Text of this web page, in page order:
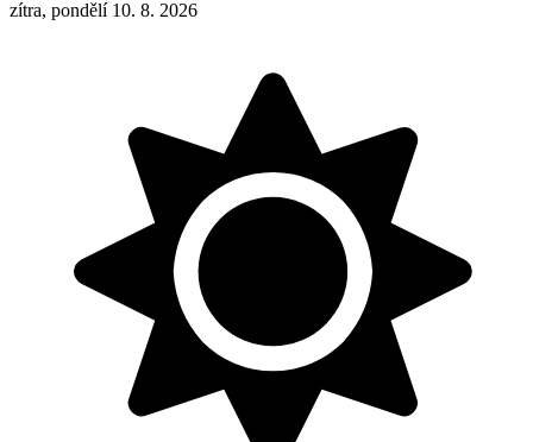
zítra, pondělí 10. 8. 2026